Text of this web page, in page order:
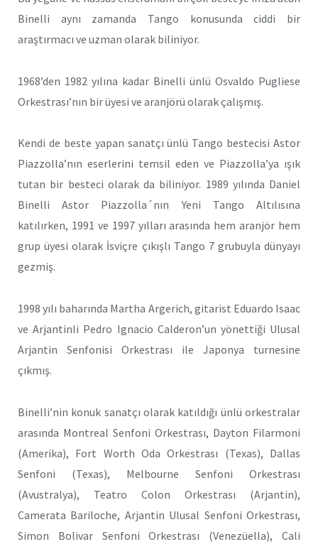
Binelli aynı zamanda Tango konusunda ciddi bir
araştırmacı ve uzman olarak biliniyor.
1968’den 1982 yılına kadar Binelli ünlü Osvaldo Pugliese
Orkestrası’nın bir üyesi ve aranjörü olarak çalışmış.
Kendi de beste yapan sanatçı ünlü Tango bestecisi Astor
Piazzolla’nın eserlerini temsil eden ve Piazzolla’ya ışık
tutan bir besteci olarak da biliniyor. 1989 yılında Daniel
Binelli Astor Piazzolla´nın Yeni Tango Altılısına
katılırken, 1991 ve 1997 yılları arasında hem aranjör hem
grup üyesi olarak İsviçre çıkışlı Tango 7 grubuyla dünyayı
gezmiş.
1998 yılı baharında Martha Argerich, gitarist Eduardo Isaac
ve Arjantinli Pedro Ignacio Calderon’un yönettiği Ulusal
Arjantin Senfonisi Orkestrası ile Japonya turnesine
çıkmış.
Binelli’nin konuk sanatçı olarak katıldığı ünlü orkestralar
arasında Montreal Senfoni Orkestrası, Dayton Filarmoni
(Amerika), Fort Worth Oda Orkestrası (Texas), Dallas
Senfoni (Texas), Melbourne Senfoni Orkestrası
(Avustralya), Teatro Colon Orkestrası (Arjantin),
Camerata Bariloche, Arjantin Ulusal Senfoni Orkestrası,
Simon Bolivar Senfoni Orkestrası (Venezüella), Cali